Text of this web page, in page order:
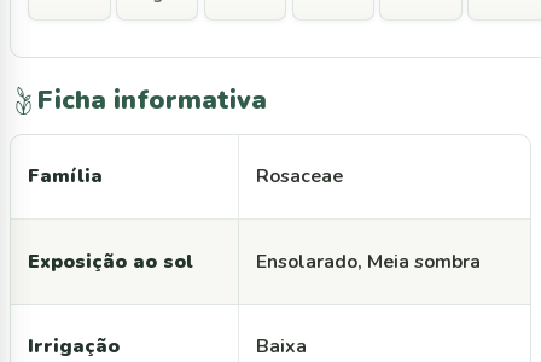
Ficha informativa
Família Rosaceae
Exposição ao sol Ensolarado, Meia sombra
Irrigação Baixa